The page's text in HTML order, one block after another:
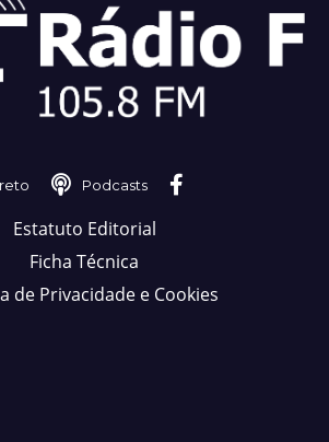
Podcasts
Estatuto Editorial
Ficha Técnica
de Privacidade e Cookies